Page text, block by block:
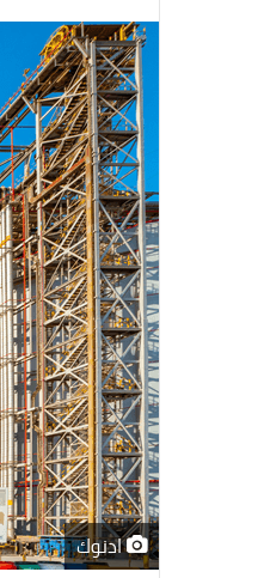
ادنوك